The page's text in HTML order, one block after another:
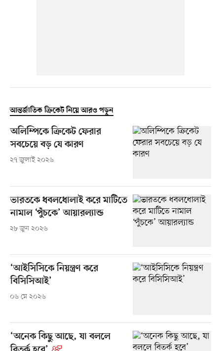
আন্তর্জাতিক ক্রিকেট নিয়ে আরও পড়ুন
অলিম্পিকে ক্রিকেট ফেরার
সবচেয়ে বড় যে কারণ
২৭ জুলাই ২০২৬
ভারতকে ধবলধোলাই করে মাটিতে
নামাল ‘পুঁচকে’ আয়ারল্যান্ড
২৮ জুন ২০২৬
‘আইসিসিকে নিয়ন্ত্রণ করে
বিসিসিআই’
০৬ মে ২০২৬
‘অনেক কিছু আছে, যা বললে